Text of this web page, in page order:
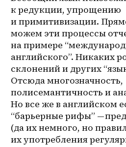
к редукции, упрощению
и примитивизации.
можем эти процессы
на примере
английского”. Никаких
склонений и других
Отсюда многозначность,
полисемантичность и
Но все же в английском
“барьерные рифы” —
(да их немного, но
их употребления